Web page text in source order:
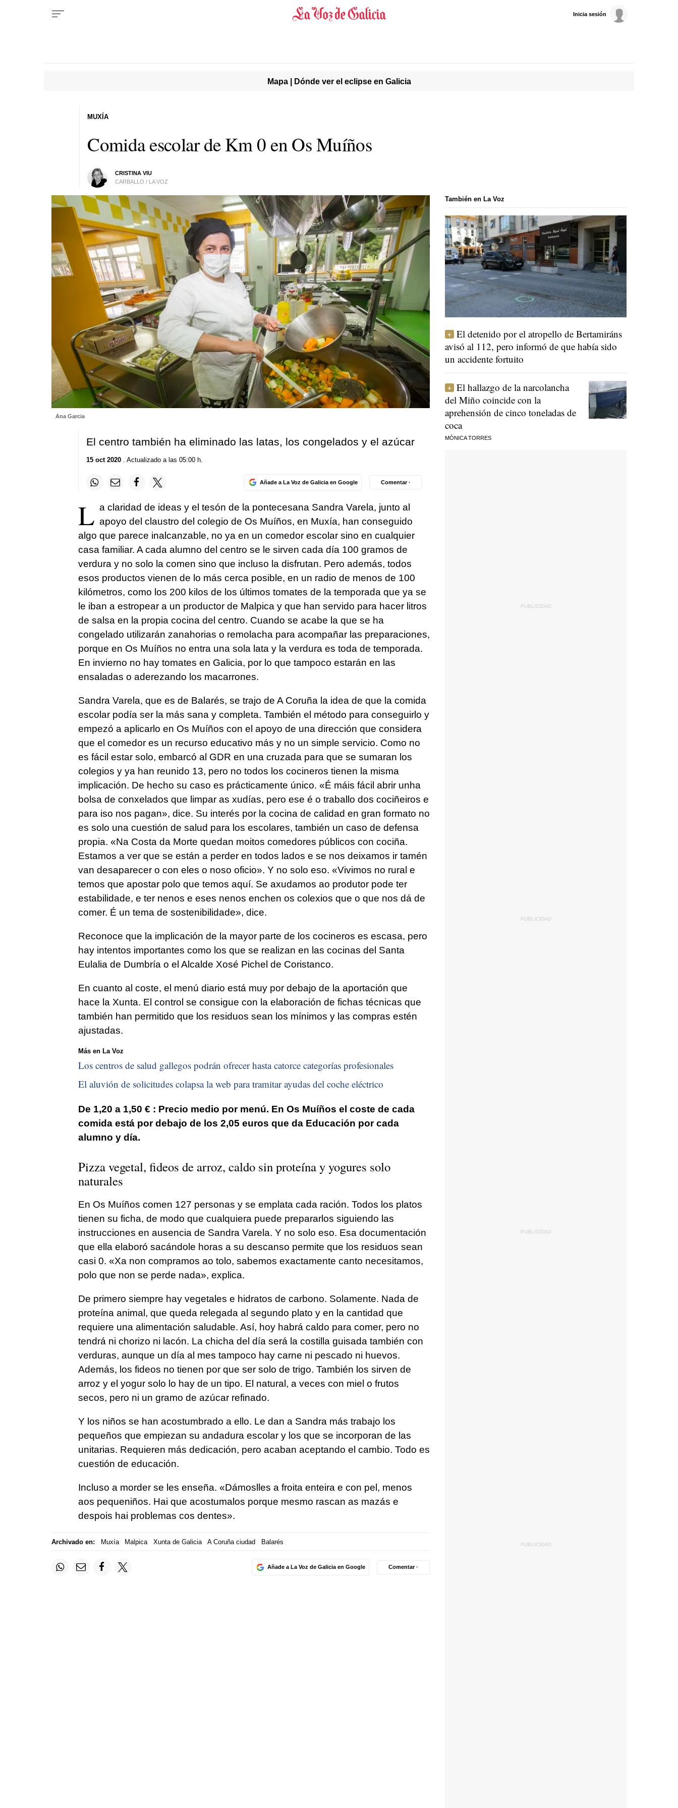
Inicia sesión
Mapa | Dónde ver el eclipse en Galicia
Comida escolar de Km 0 en Os Muíños
CRISTINA VIU
CARBALLO / LA VOZ
MUXÍA
Ana Garcia
El centro también ha eliminado las latas, los congelados y el azúcar
15 oct 2020. Actualizado a las 05:00 h.
Añade a La Voz de Galicia en Google Comentar ·
L a claridad de ideas y el tesón de la pontecesana Sandra Varela, junto al
apoyo del claustro del colegio de Os Muíños, en Muxía, han conseguido
algo que parece inalcanzable, no ya en un comedor escolar sino en cualquier
casa familiar. A cada alumno del centro se le sirven cada día 100 gramos de
verdura y no solo la comen sino que incluso la disfrutan. Pero además, todos
esos productos vienen de lo más cerca posible, en un radio de menos de 100
kilómetros, como los 200 kilos de los últimos tomates de la temporada que ya se
le iban a estropear a un productor de Malpica y que han servido para hacer litros
de salsa en la propia cocina del centro. Cuando se acabe la que se ha
congelado utilizarán zanahorias o remolacha para acompañar las preparaciones,
porque en Os Muíños no entra una sola lata y la verdura es toda de temporada.
En invierno no hay tomates en Galicia, por lo que tampoco estarán en las
ensaladas o aderezando los macarrones.
Sandra Varela, que es de Balarés, se trajo de A Coruña la idea de que la comida
escolar podía ser la más sana y completa. También el método para conseguirlo y
empezó a aplicarlo en Os Muíños con el apoyo de una dirección que considera
que el comedor es un recurso educativo más y no un simple servicio. Como no
es fácil estar solo, embarcó al GDR en una cruzada para que se sumaran los
colegios y ya han reunido 13, pero no todos los cocineros tienen la misma
implicación. De hecho su caso es prácticamente único. «É máis fácil abrir unha
bolsa de conxelados que limpar as xudías, pero ese é o traballo dos cociñeiros e
para iso nos pagan», dice. Su interés por la cocina de calidad en gran formato no
es solo una cuestión de salud para los escolares, también un caso de defensa
propia. «Na Costa da Morte quedan moitos comedores públicos con cociña.
Estamos a ver que se están a perder en todos lados e se nos deixamos ir tamén
van desaparecer o con eles o noso oficio». Y no solo eso. «Vivimos no rural e
temos que apostar polo que temos aquí. Se axudamos ao produtor pode ter
estabilidade, e ter nenos e eses nenos enchen os colexios que o que nos dá de
comer. É un tema de sostenibilidade», dice.
Reconoce que la implicación de la mayor parte de los cocineros es escasa, pero
hay intentos importantes como los que se realizan en las cocinas del Santa
Eulalia de Dumbría o el Alcalde Xosé Pichel de Coristanco.
En cuanto al coste, el menú diario está muy por debajo de la aportación que
hace la Xunta. El control se consigue con la elaboración de fichas técnicas que
también han permitido que los residuos sean los mínimos y las compras estén
ajustadas.
Más en La Voz
Los centros de salud gallegos podrán ofrecer hasta catorce categorías profesionales
El aluvión de solicitudes colapsa la web para tramitar ayudas del coche eléctrico
De 1,20 a 1,50 € : Precio medio por menú. En Os Muíños el coste de cada
comida está por debajo de los 2,05 euros que da Educación por cada
alumno y día.
Pizza vegetal, fideos de arroz, caldo sin proteína y yogures solo
naturales
En Os Muíños comen 127 personas y se emplata cada ración. Todos los platos
tienen su ficha, de modo que cualquiera puede prepararlos siguiendo las
instrucciones en ausencia de Sandra Varela. Y no solo eso. Esa documentación
que ella elaboró sacándole horas a su descanso permite que los residuos sean
casi 0. «Xa non compramos ao tolo, sabemos exactamente canto necesitamos,
polo que non se perde nada», explica.
De primero siempre hay vegetales e hidratos de carbono. Solamente. Nada de
proteína animal, que queda relegada al segundo plato y en la cantidad que
requiere una alimentación saludable. Así, hoy habrá caldo para comer, pero no
tendrá ni chorizo ni lacón. La chicha del día será la costilla guisada también con
verduras, aunque un día al mes tampoco hay carne ni pescado ni huevos.
Además, los fideos no tienen por que ser solo de trigo. También los sirven de
arroz y el yogur solo lo hay de un tipo. El natural, a veces con miel o frutos
secos, pero ni un gramo de azúcar refinado.
Y los niños se han acostumbrado a ello. Le dan a Sandra más trabajo los
pequeños que empiezan su andadura escolar y los que se incorporan de las
unitarias. Requieren más dedicación, pero acaban aceptando el cambio. Todo es
cuestión de educación.
Incluso a morder se les enseña. «Dámoslles a froita enteira e con pel, menos
aos pequeniños. Hai que acostumalos porque mesmo rascan as mazás e
despois hai problemas cos dentes».
Archivado en: Muxía Malpica Xunta de Galicia A Coruña ciudad Balarés
Añade a La Voz de Galicia en Google Comentar ·
También en La Voz
El detenido por el atropello de Bertamiráns
avisó al 112, pero informó de que había sido
un accidente fortuito
El hallazgo de la narcolancha
del Miño coincide con la
aprehensión de cinco toneladas de
coca
MÓNICA TORRES